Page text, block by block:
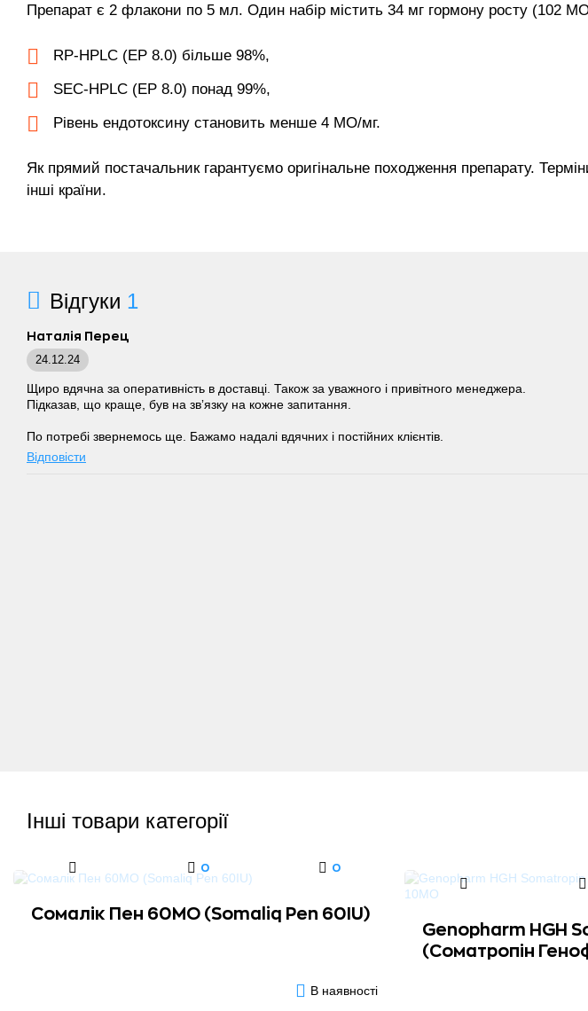
Препарат є 2 флакони по 5 мл. Один набір містить 34 мг гормону росту (102
RP-HPLC (EP 8.0) більше 98%,
SEC-HPLC (EP 8.0) понад 99%,
Рівень ендотоксину становить менше 4 МО/мг.
Як прямий постачальник гарантуємо оригінальне походження препарату.
інші країни.
Відгуки 1
Наталія Перец
24.12.24
Щиро вдячна за оперативність в доставці. Також за уважного і привітного менеджера.
Підказав, що краще, був на звʼязку на кожне запитання.
По потребі звернемось ще. Бажамо надалі вдячних і постійних клієнтів.
Відповісти
Інші товари категорії
0 0
Сомалік Пен 60МО (Somaliq Pen 60IU)
В наявності
Genopharm HGH
(Соматропін